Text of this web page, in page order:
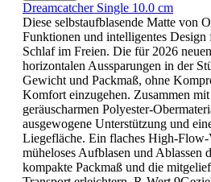
Dreamcatcher Single 10.0 cm
Diese selbstaufblasende Matte von
Funktionen und intelligentes Design
Schlaf im Freien. Die für 2026
horizontalen Aussparungen in der
Gewicht und Packmaß, ohne
Komfort einzugehen. Zusammen
geräuscharmen Polyester-
ausgewogene Unterstützung und
Liegefläche. Ein flaches High-
müheloses Aufblasen und Ablassen
kompakte Packmaß und die